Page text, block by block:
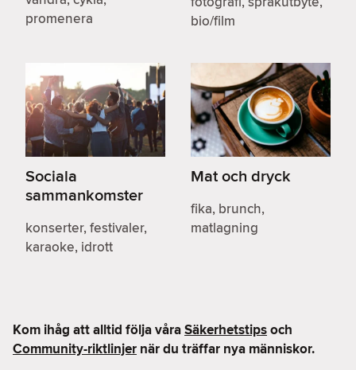
promenera
bio/film
Sociala
sammankomster
konserter, festivaler,
karaoke, idrott
Mat och dryck
fika, brunch,
matlagning
Kom ihåg att alltid följa våraSäkerhetstipsoch
Community-riktlinjer när du träffar nya människor.